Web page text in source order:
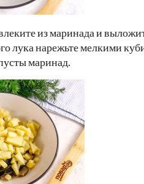
из маринада и
лука нарежьте мелкими
маринад.